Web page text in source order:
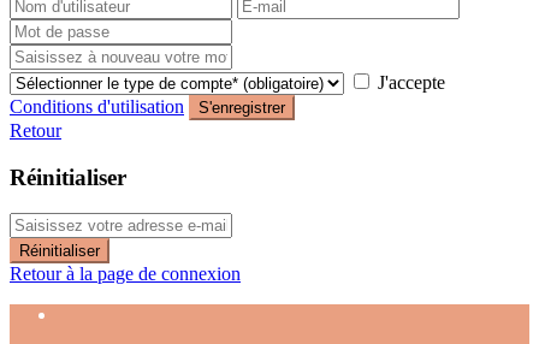
J'accepte
Conditions d'utilisation
S'enregistrer
Retour
Réinitialiser
Réinitialiser
Retour à la page de connexion